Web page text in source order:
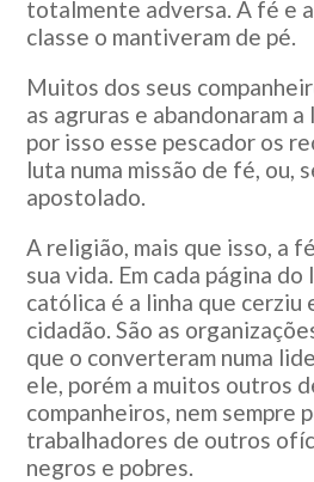
totalmente adversa. A fé e
classe o mantiveram de pé.
Muitos dos seus
as agruras e abandonaram
por isso esse pescador os
luta numa missão de fé, ou,
apostolado.
A religião, mais que isso, a
sua vida. Em cada página
católica é a linha que cerziu
cidadão. São as
que o converteram numa
ele, porém a muitos outros
companheiros, nem sempre
trabalhadores de outros
negros e pobres.